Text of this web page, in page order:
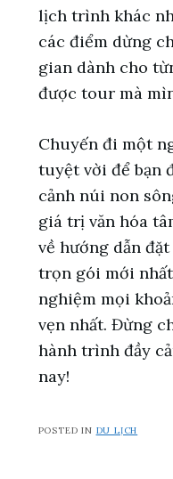
lịch trình khác
các điểm dừng
gian dành cho
được tour mà
Chuyến đi một
tuyệt vời để bạn
cảnh núi non
giá trị văn hóa
về hướng dẫn
trọn gói mới
nghiệm mọi
vẹn nhất. Đừng
hành trình đầy
nay!
POSTED IN DU LỊCH